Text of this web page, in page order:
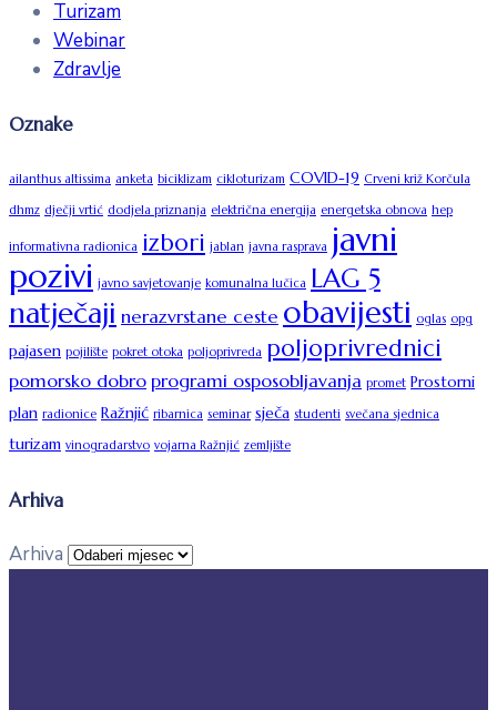
Turizam
Webinar
Zdravlje
Oznake
ailanthus altissima anketa biciklizam cikloturizam COVID-19 Crveni križ Korčula
dhmz dječji vrtić dodjela priznanja električna energija energetska obnova hep
informativna radionica izbori jablan javna rasprava javni
pozivi javno savjetovanje komunalna lučica LAG 5
natječaji nerazvrstane ceste obavijesti oglas opg
pajasen pojilište pokret otoka poljoprivreda poljoprivrednici
pomorsko dobroprogrami osposobljavanja promet Prostorni
plan radionice Ražnjić ribarnica seminar sječa studenti svečana sjednica
turizam vinogradarstvo vojarna Ražnjić zemljište
Arhiva
Arhiva